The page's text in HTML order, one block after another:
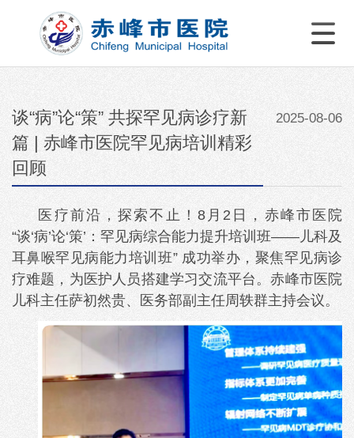
谈“病”论“策” 共探罕见病诊疗新
篇 | 赤峰市医院罕见病培训精彩
回顾
2025-08-06
医疗前沿，探索不止！8月2日，赤峰市医院
“谈‘病’论‘策’：罕见病综合能力提升培训班——儿科及
耳鼻喉罕见病能力培训班” 成功举办，聚焦罕见病诊
疗难题，为医护人员搭建学习交流平台。赤峰市医院
儿科主任萨初然贵、医务部副主任周轶群主持会议。